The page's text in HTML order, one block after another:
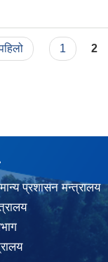
1 2
प्रशासन मन्त्रालय